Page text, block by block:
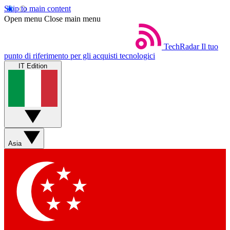
Skip to main content
Open menu Close main menu
TechRadar Il tuo
punto di riferimento per gli acquisti tecnologici
IT Edition
Asia